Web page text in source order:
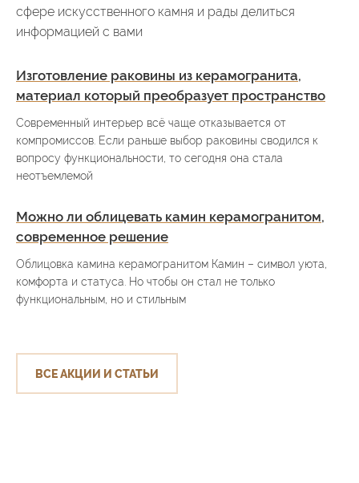
сфере искусственного камня и рады делиться
информацией с вами
Изготовление раковины из керамогранита,
материал который преобразует пространство
Современный интерьер всё чаще отказывается от
компромиссов. Если раньше выбор раковины сводился к
вопросу функциональности, то сегодня она стала
неотъемлемой
Можно ли облицевать камин керамогранитом,
современное решение
Облицовка камина керамогранитом Камин – символ уюта,
комфорта и статуса. Но чтобы он стал не только
функциональным, но и стильным
ВСЕ АКЦИИ И СТАТЬИ